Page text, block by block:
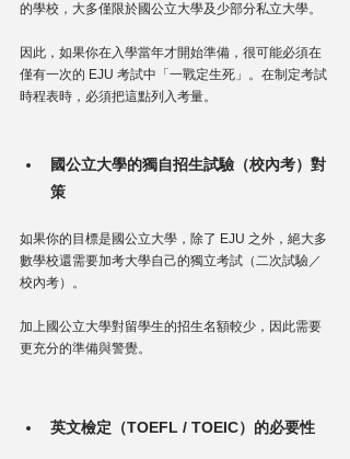
的學校，大多僅限於國公立大學及少部分私立大學。
因此，如果你在入學當年才開始準備，很可能必須在
僅有一次的 EJU 考試中「一戰定生死」。在制定考試
時程表時，必須把這點列入考量。
國公立大學的獨自招生試驗（校內考）對
策
如果你的目標是國公立大學，除了 EJU 之外，絕大多
數學校還需要加考大學自己的獨立考試（二次試驗／
校內考）。
加上國公立大學對留學生的招生名額較少，因此需要
更充分的準備與警覺。
英文檢定（TOEFL / TOEIC）的必要性